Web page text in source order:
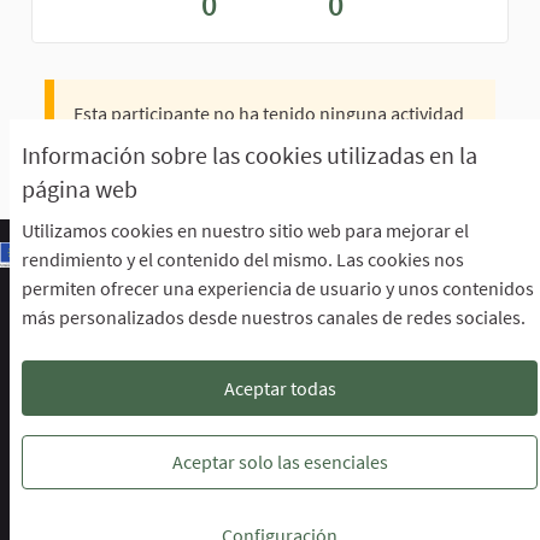
Información sobre las cookies utilizadas en la
página web
Utilizamos cookies en nuestro sitio web para mejorar el
rendimiento y el contenido del mismo. Las cookies nos
permiten ofrecer una experiencia de usuario y unos contenidos
más personalizados desde nuestros canales de redes sociales.
Aceptar todas
Aceptar solo las esenciales
Esta participante no ha tenido ninguna actividad
todavía.
Escuela de Participación Ciudadana
Área de Participación Ciudadana
Descargar ficheros de datos abiertos
Configuración de cookies
Escuela de Participación Ciudadana en
Escuela de Participación
Escuela de Participación